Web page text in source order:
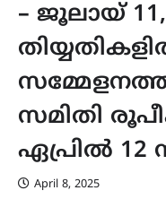
– ജൂലായ്
സമിതി
ഏപ്രിൽ 12
April 8, 2025